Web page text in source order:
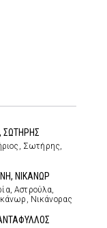
ΣΩΤΗΡΗΣ
Σωτήρης,
ΝΙΚΑΝΩΡ
Αστρούλα,
Νικάνορας